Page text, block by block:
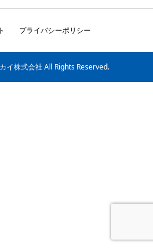
プライバシーポリシー
イ株式会社 All Rights Reserved.